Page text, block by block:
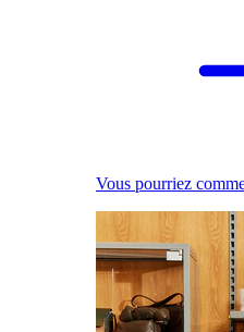
Vous pourriez